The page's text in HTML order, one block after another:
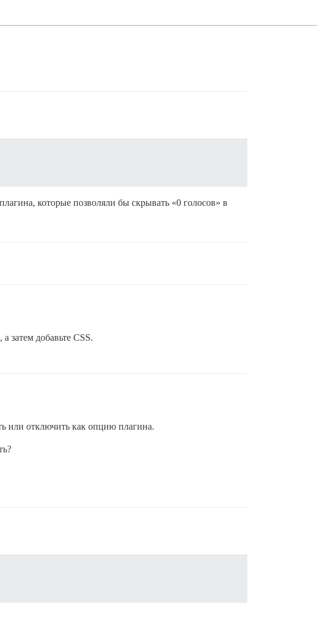
которые позволяли бы скрывать «0 голосов» в
затем добавьте CSS.
или отключить как опцию плагина.